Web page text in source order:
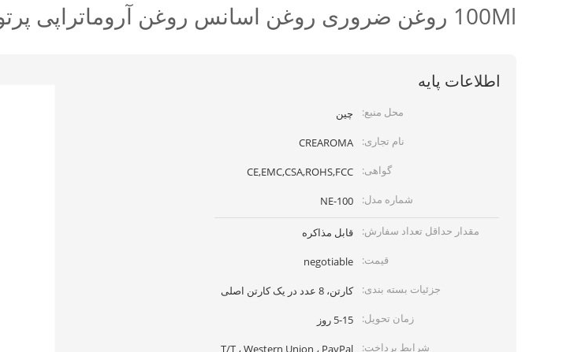
100Ml روغن ضروری روغن اسانس روغن آروماتراپی پرتو هوا 1.57W
اطلاعات پایه
محل منبع:
چین
نام تجاری:
CREAROMA
گواهی:
CE,EMC,CSA,ROHS,FCC
شماره مدل:
NE-100
مقدار حداقل تعداد سفارش:
قابل مذاکره
قیمت:
negotiable
جزئیات بسته بندی:
کارتن، 8 عدد در یک کارتن اصلی
زمان تحویل:
5-15 روز
شرایط پرداخت:
T/T ، Western Union ، PayPal